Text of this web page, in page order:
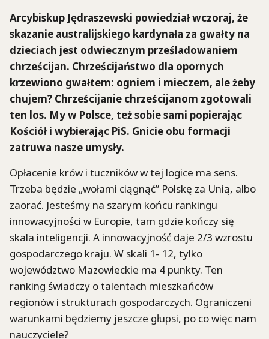
Arcybiskup Jędraszewski powiedział wczoraj, że
skazanie australijskiego kardynała za gwałty na
dzieciach jest odwiecznym prześladowaniem
chrześcijan. Chrześcijaństwo dla opornych
krzewiono gwałtem: ogniem i mieczem, ale żeby
chujem? Chrześcijanie chrześcijanom zgotowali
ten los. My w Polsce, też sobie sami popierając
Kościół i wybierając PiS. Gnicie obu formacji
zatruwa nasze umysły.
Opłacenie krów i tuczników w tej logice ma sens.
Trzeba będzie „wołami ciągnąć” Polskę za Unią, albo
zaorać. Jesteśmy na szarym końcu rankingu
innowacyjności w Europie, tam gdzie kończy się
skala inteligencji. A innowacyjność daje 2/3 wzrostu
gospodarczego kraju. W skali 1- 12, tylko
województwo Mazowieckie ma 4 punkty. Ten
ranking świadczy o talentach mieszkańców
regionów i strukturach gospodarczych. Ograniczeni
warunkami będziemy jeszcze głupsi, po co więc nam
nauczyciele?